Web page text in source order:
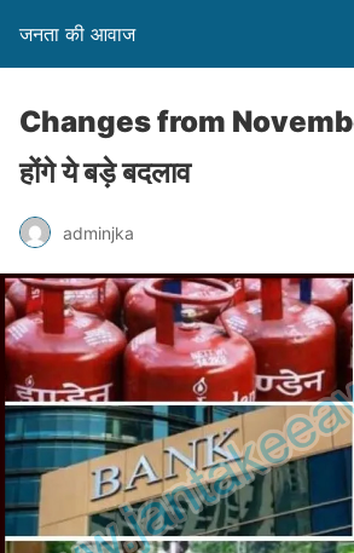
जनता की आवाज
Changes from
होंगे ये बड़े बदलाव
adminjka